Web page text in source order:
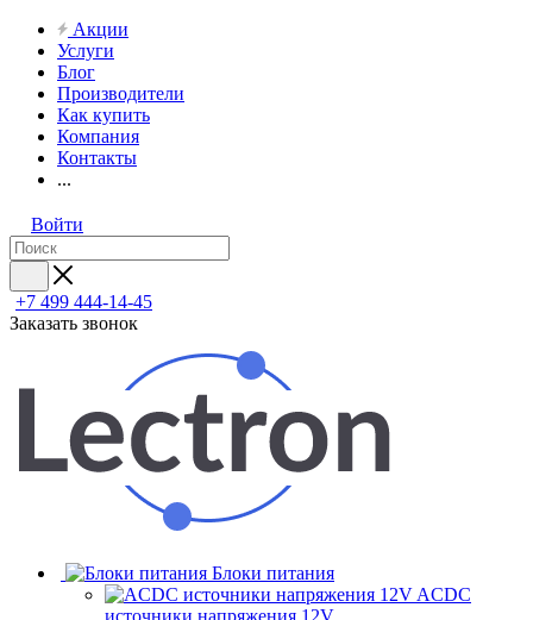
Акции
Услуги
Блог
Производители
Как купить
Компания
Контакты
...
Войти
+7 499 444-14-45
Заказать звонок
Блоки питания
ACDC
источники напряжения 12V